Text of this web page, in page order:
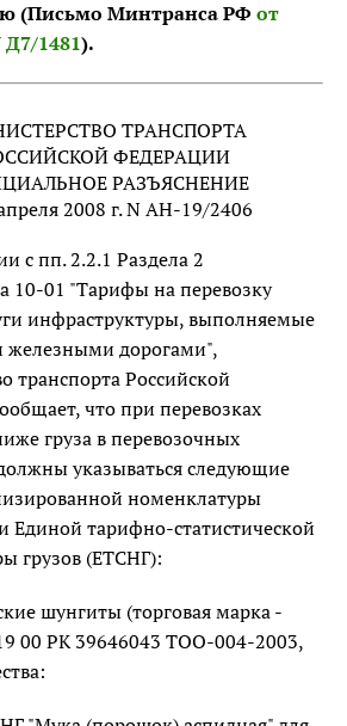
(Письмо Минтранса РФ от
Д7/1481).
ТРАНСПОРТА
ФЕДЕРАЦИИ
РАЗЪЯСНЕНИЕ
2008 г. N АН-19/2406
с пп. 2.2.1 Раздела 2
10-01 "Тарифы на перевозку
инфраструктуры, выполняемые
железными дорогами",
транспорта Российской
что при перевозках
груза в перевозочных
указываться следующие
номенклатуры
Единой тарифно-статистической
грузов (ЕТСНГ):
шунгиты (торговая марка -
00 РК 39646043 ТОО-004-2003,